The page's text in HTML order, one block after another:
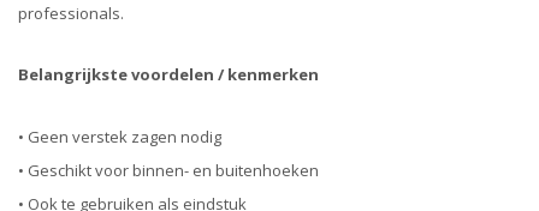
professionals.
Belangrijkste voordelen / kenmerken
• Geen verstek zagen nodig
• Geschikt voor binnen- en buitenhoeken
• Ook te gebruiken als eindstuk